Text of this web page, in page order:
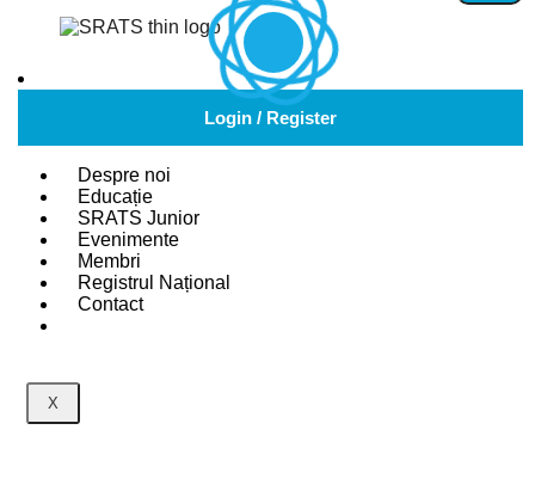
Login / Register
Despre noi
Educație
SRATS Junior
Evenimente
Membri
Registrul Național
Contact
X
ORTOVIT
Previous articleMTINext article